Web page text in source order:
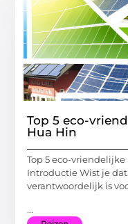
Top 5 eco-
Hua Hin
Top 5 eco-
Introductie Wist je
verantwoordelijk is
...